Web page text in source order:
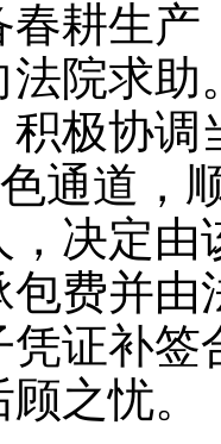
春耕生
法院求
积极协
色通道，
，决定由
包费并由
凭证补
之忧。